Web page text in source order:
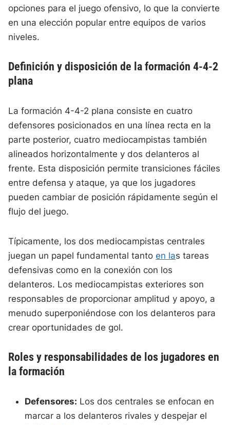
opciones para el juego ofensivo, lo que la convierte
en una elección popular entre equipos de varios
niveles.
Definición y disposición de la formación 4-4-2
plana
La formación 4-4-2 plana consiste en cuatro
defensores posicionados en una línea recta en la
parte posterior, cuatro mediocampistas también
alineados horizontalmente y dos delanteros al
frente. Esta disposición permite transiciones fáciles
entre defensa y ataque, ya que los jugadores
pueden cambiar de posición rápidamente según el
flujo del juego.
Típicamente, los dos mediocampistas centrales
juegan un papel fundamental tantoen las tareas
defensivas como en la conexión con los
delanteros. Los mediocampistas exteriores son
responsables de proporcionar amplitud y apoyo, a
menudo superponiéndose con los delanteros para
crear oportunidades de gol.
Roles y responsabilidades de los jugadores en
la formación
Defensores: Los dos centrales se enfocan en
marcar a los delanteros rivales y despejar el